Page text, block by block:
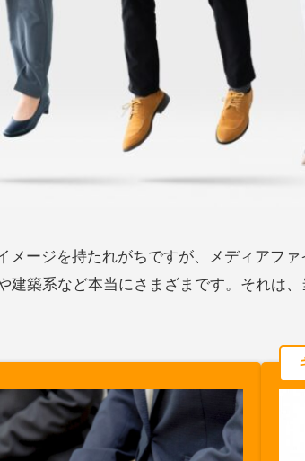
メージを持たれがちですが、メディアフ
建築系など本当にさまざまです。それは